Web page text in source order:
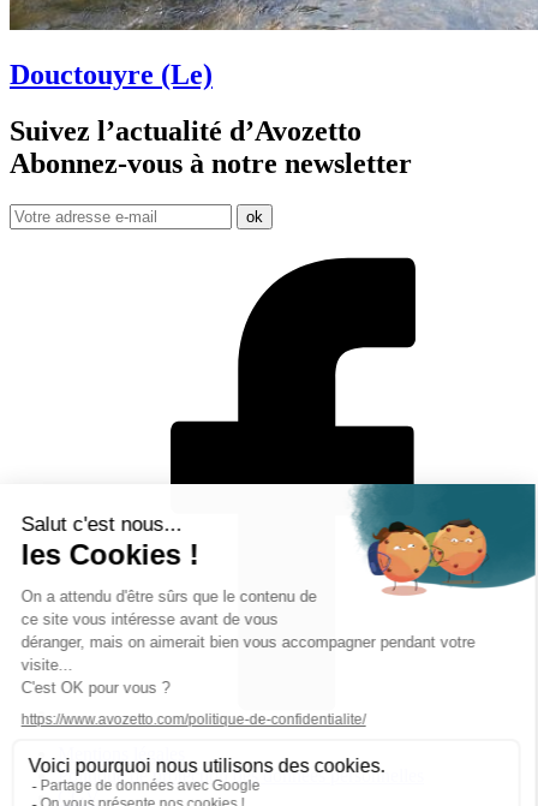
Douctouyre (Le)
Suivez l’actualité d’Avozetto
Abonnez-vous à notre newsletter
Mentions légales
Politique de protection des données personnelles
CGV